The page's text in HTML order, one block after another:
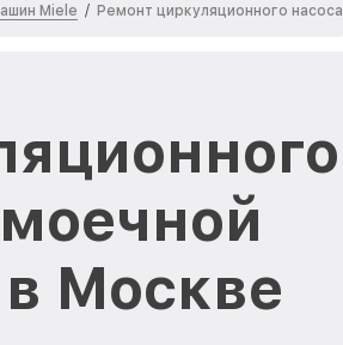
Miele / Ремонт циркуляционного насоса
Москве